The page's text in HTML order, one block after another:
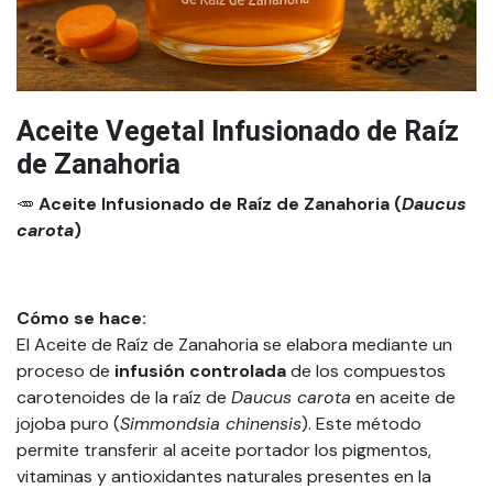
Aceite Vegetal Infusionado de Raíz
de Zanahoria
🥕 Aceite Infusionado de Raíz de Zanahoria (Daucus
carota)
Cómo se hace:
El Aceite de Raíz de Zanahoria se elabora mediante un
proceso de infusión controladade los compuestos
carotenoides de la raíz de Daucus carota en aceite de
jojoba puro (Simmondsia chinensis). Este método
permite transferir al aceite portador los pigmentos,
vitaminas y antioxidantes naturales presentes en la